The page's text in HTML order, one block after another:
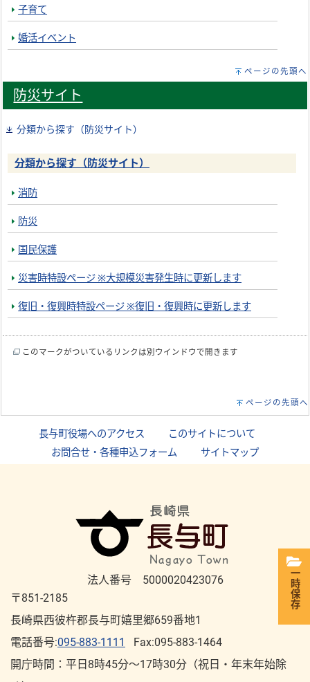
子育て
婚活イベント
ページの先頭へ
防災サイト
分類から探す（防災サイト）
分類から探す（防災サイト）
消防
防災
国民保護
災害時特設ページ ※大規模災害発生時に更新します
復旧・復興時特設ページ ※復旧・復興時に更新します
このマークがついているリンクは別ウインドウで開きます
ページの先頭へ
長与町役場へのアクセス このサイトについて
お問合せ・各種申込フォーム
サイトマップ
法人番号 5000020423076
〒851-2185
長崎県西彼杵郡長与町嬉里郷659番地1
電話番号:095-883-1111
Fax:095-883-1464
開庁時間：平⽇8時45分～17時30分（祝⽇・年末年始除
一時保存